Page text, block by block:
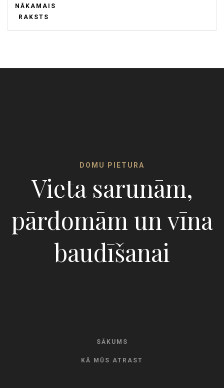
NĀKAMAIS
RAKSTS
DOMU PIETURA
Vieta sarunām,
pārdomām un vīna
baudīšanai
SĀKUMS
KĀ MŪS ATRAST